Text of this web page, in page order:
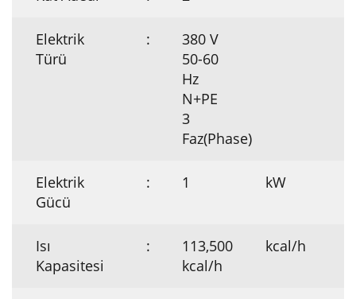
Elektrik
Türü
:
380 V
50-60
Hz
N+PE
3
Faz(Phase)
Elektrik
Gücü
: 1 kW
Isı
Kapasitesi
:
113,500
kcal/h
kcal/h